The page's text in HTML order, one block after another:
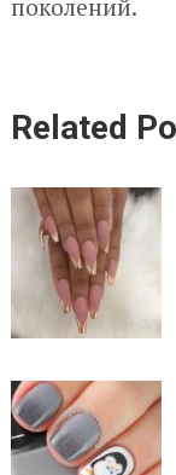
поколений.
Related